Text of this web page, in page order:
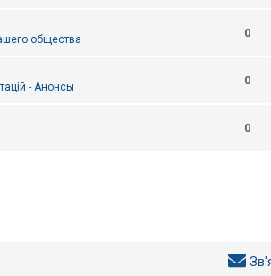
общества 0
- Анонсы 0
0